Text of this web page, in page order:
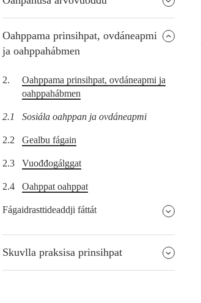
Oahppama prinsihpat, ovdáneapmi
ja oahppahábmen
2.
Oahppama prinsihpat, ovdáneapmi ja
oahppahábmen
2.1 Sosiála oahppan ja ovdáneapmi
2.2 Gealbu fágain
2.3 Vuođđogálggat
2.4 Oahppat oahppat
Fágaidrasttideaddji fáttát
Skuvlla praksisa prinsihpat